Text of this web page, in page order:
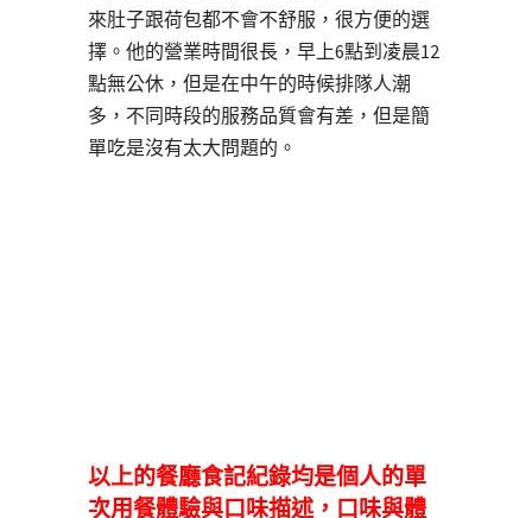
來肚子跟荷包都不會不舒服，很方便的選
擇。他的營業時間很長，早上6點到凌晨12
點無公休，但是在中午的時候排隊人潮
多，不同時段的服務品質會有差，但是簡
單吃是沒有太大問題的。
以上的餐廳食記紀錄均是個人的單
次用餐體驗與口味描述，口味與體